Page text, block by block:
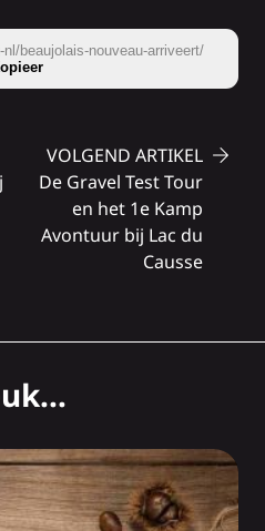
beaujolais-nouveau-arriveert/
VOLGEND ARTIKEL
De Gravel Test Tour
en het 1e Kamp
Avontuur bij Lac du
Causse